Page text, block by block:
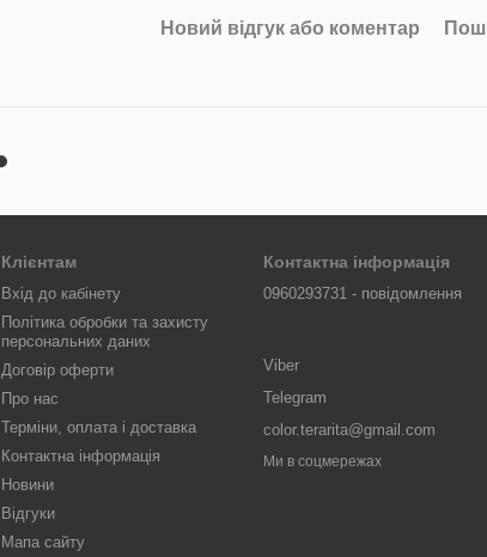
Новий відгук або коментар
Клієнтам
Вхід до кабінету
Політика обробки та захисту
персональних даних
Договір оферти
Про нас
Терміни, оплата і доставка
Контактна інформація
Новини
Відгуки
Мапа сайту
Контактна інформація
0960293731 - повідомлення
Viber
Telegram
color.terarita@gmail.com
Ми в соцмережах